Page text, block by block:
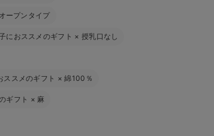
ープンタイプ
におススメのギフト × 授乳口なし
ススメのギフト ×綿100％
ギフト × 麻